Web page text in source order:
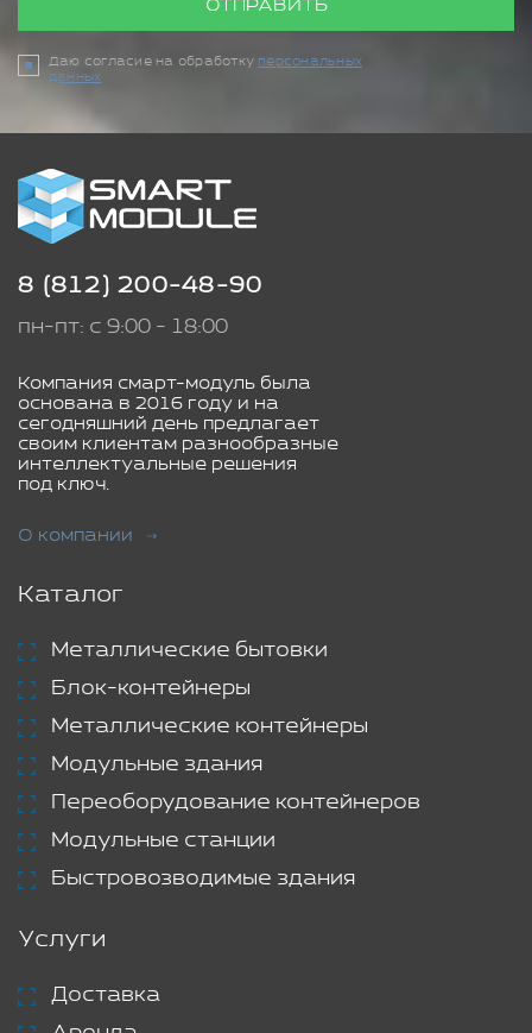
ОТПРАВИТЬ
Даю согласие на обработку персональных
данных
8 (812) 200-48-90
пн-пт: с 9:00 - 18:00
Компания смарт-модуль была
основана в 2016 году и на
сегодняшний день предлагает
своим клиентам разнообразные
интеллектуальные решения
под ключ.
О компании
Каталог
Металлические бытовки
Блок-контейнеры
Металлические контейнеры
Модульные здания
Переоборудование контейнеров
Модульные станции
Быстровозводимые здания
Услуги
Доставка